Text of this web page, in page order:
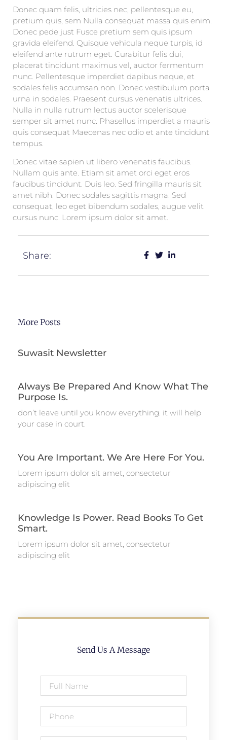
Donec quam felis, ultricies nec, pellentesque eu,
pretium quis, sem Nulla consequat massa quis enim.
Donec pede just Fusce pretium sem quis ipsum
gravida eleifend. Quisque vehicula neque turpis, id
eleifend ante rutrum eget. Curabitur felis dui,
placerat tincidunt maximus vel, auctor fermentum
nunc. Pellentesque imperdiet dapibus neque, et
sodales felis accumsan non. Donec vestibulum porta
urna in sodales. Praesent cursus venenatis ultrices.
Nulla in nulla rutrum lectus auctor scelerisque
semper sit amet nunc. Phasellus imperdiet a mauris
quis consequat Maecenas nec odio et ante tincidunt
tempus.
Donec vitae sapien ut libero venenatis faucibus.
Nullam quis ante. Etiam sit amet orci eget eros
faucibus tincidunt. Duis leo. Sed fringilla mauris sit
amet nibh. Donec sodales sagittis magna. Sed
consequat, leo eget bibendum sodales, augue velit
cursus nunc. Lorem ipsum dolor sit amet.
Share:
More Posts
Suwasit Newsletter
Always Be Prepared And Know What The
Purpose Is.
don’t leave until you know everything. it will help
your case in court.
You Are Important. We Are Here For You.
Lorem ipsum dolor sit amet, consectetur
adipiscing elit
Knowledge Is Power. Read Books To Get
Smart.
Lorem ipsum dolor sit amet, consectetur
adipiscing elit
Send Us A Message